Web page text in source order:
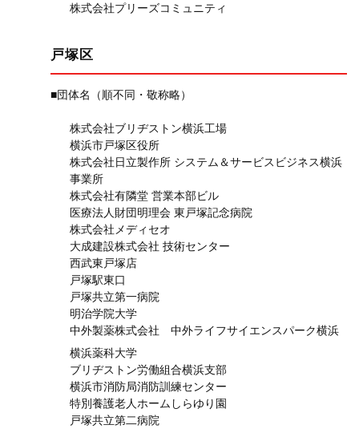
株式会社プリーズコミュニティ
戸塚区
■団体名（順不同・敬称略）
株式会社ブリヂストン横浜工場
横浜市戸塚区役所
株式会社日立製作所 システム＆サービスビジネス横浜
事業所
株式会社有隣堂 営業本部ビル
医療法人財団明理会 東戸塚記念病院
株式会社メディセオ
大成建設株式会社 技術センター
西武東戸塚店
戸塚駅東口
戸塚共立第一病院
明治学院大学
中外製薬株式会社 中外ライフサイエンスパーク横浜
横浜薬科大学
ブリヂストン労働組合横浜支部
横浜市消防局消防訓練センター
特別養護老人ホームしらゆり園
戸塚共立第二病院